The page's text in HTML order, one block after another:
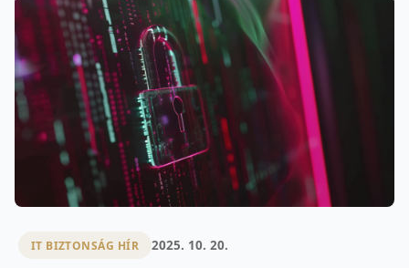
IT BIZTONSÁG HÍR 2025. 10. 20.